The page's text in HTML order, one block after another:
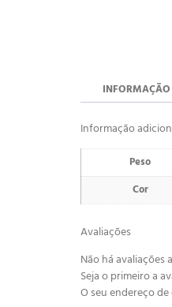
Informação
Peso
Cor
Avaliações
Não há avaliações
Seja o primeiro a
O seu endereço